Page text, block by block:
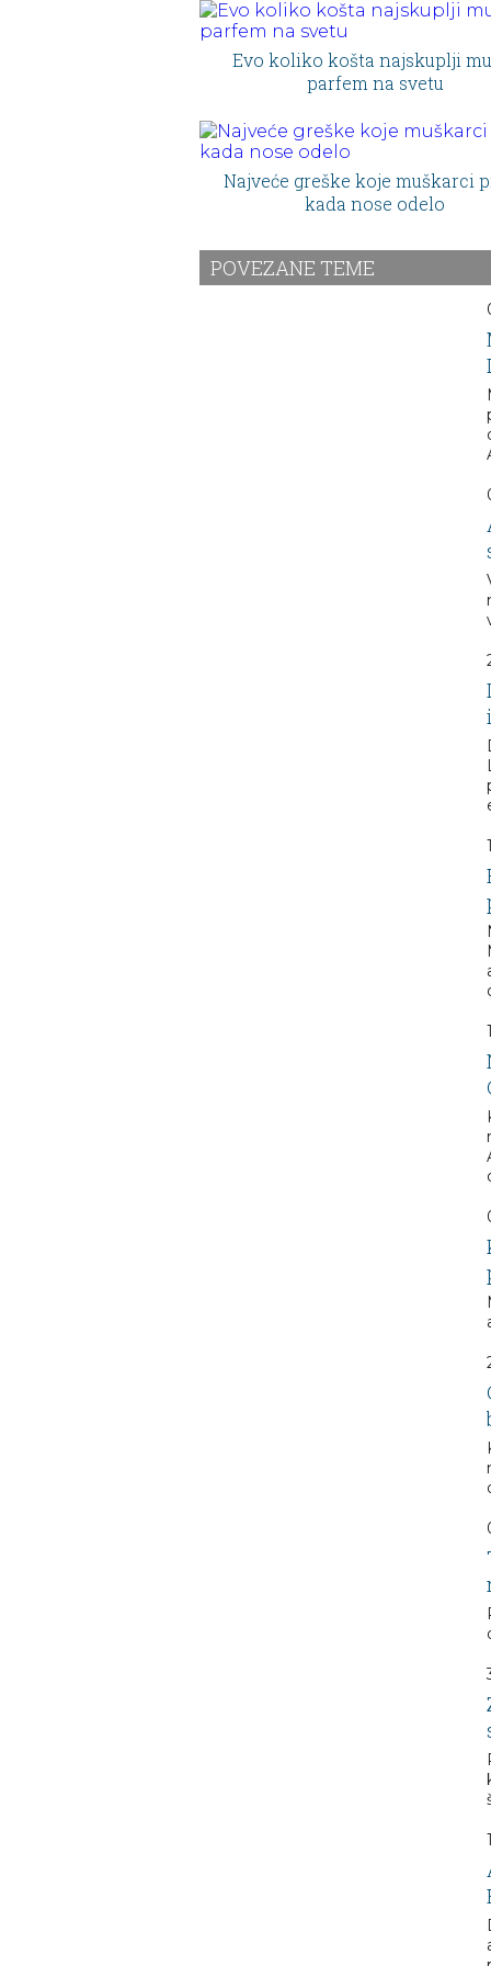
Evo koliko košta najskuplji
parfem na svetu
Najveće greške koje muškarci
kada nose odelo
POVEZANE TEME